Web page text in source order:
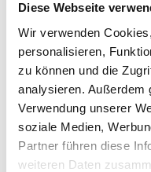
Diese Webseite
Wir verwenden
personalisieren,
zu können und die
analysieren. Außerdem
Verwendung unserer
soziale Medien,
Partner führen diese
weiteren Daten
Viele interessierte Köpfe
Mittagessen in der Euregio
Einrichtungen.
Die Zusammenarbeit von
der Großküche sowie die
Schule haben die Mensa an
Jahre zu einem
DIE EHRENAMTLICHEN